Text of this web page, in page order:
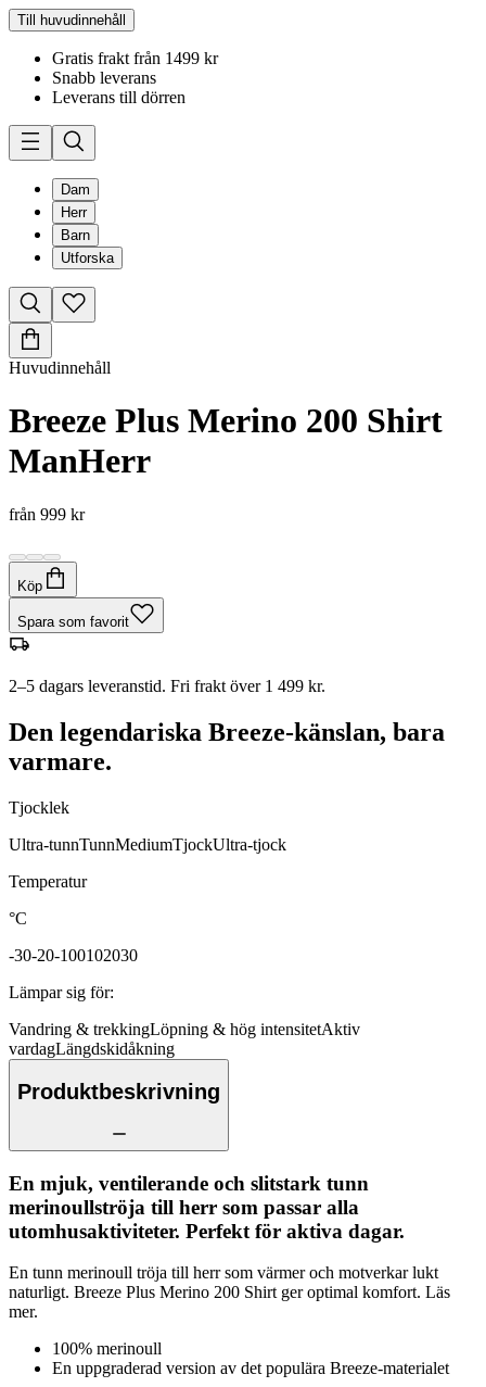
Till huvudinnehåll
Gratis frakt från 1499 kr
Snabb leverans
Leverans till dörren
Dam
Herr
Barn
Utforska
Huvudinnehåll
Breeze Plus Merino 200 Shirt
ManHerr
från 999 kr
Köp
Spara som favorit
2–5 dagars leveranstid. Fri frakt över 1 499 kr.
Den legendariska Breeze-känslan, bara
varmare.
Tjocklek
Ultra-tunnTunnMediumTjockUltra-tjock
Temperatur
°C
-30-20-100102030
Lämpar sig för:
Vandring & trekkingLöpning & hög intensitetAktiv
vardagLängdskidåkning
Produktbeskrivning
En mjuk, ventilerande och slitstark tunn
merinoullströja till herr som passar alla
utomhusaktiviteter. Perfekt för aktiva dagar.
En tunn merinoull tröja till herr som värmer och motverkar lukt
naturligt. Breeze Plus Merino 200 Shirt ger optimal komfort. Läs
mer.
100% merinoull
En uppgraderad version av det populära Breeze-materialet